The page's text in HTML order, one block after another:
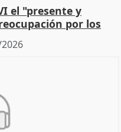
el "presente y
por los